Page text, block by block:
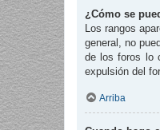
¿Cómo se
Los rangos
general, no
de los foros lo
expulsión del
Arriba